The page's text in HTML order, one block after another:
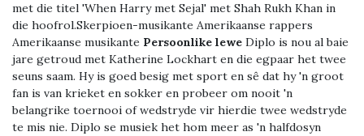
met die titel 'When Harry met Sejal' met Shah Rukh Khan in
die hoofrol.Skerpioen-musikante Amerikaanse rappers
Amerikaanse musikante Persoonlike lewe Diplo is nou al baie
jare getroud met Katherine Lockhart en die egpaar het twee
seuns saam. Hy is goed besig met sport en sê dat hy 'n groot
fan is van krieket en sokker en probeer om nooit 'n
belangrike toernooi of wedstryde vir hierdie twee wedstryde
te mis nie. Diplo se musiek het hom meer as 'n halfdosyn